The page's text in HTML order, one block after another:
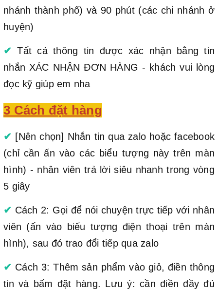
nhánh thành phố) và 90 phút (các chi nhánh ở
huyện)
✔ Tất cả thông tin được xác nhận bằng tin
nhắn XÁC NHẬN ĐƠN HÀNG - khách vui lòng
đọc kỹ giúp em nha
3 Cách đặt hàng
✔ [Nên chọn] Nhắn tin qua zalo hoặc facebook
(chỉ cần ấn vào các biểu tượng này trên màn
hình) - nhân viên trả lời siêu nhanh trong vòng
5 giây
✔ Cách 2: Gọi để nói chuyện trực tiếp với nhân
viên (ấn vào biểu tượng điện thoại trên màn
hình), sau đó trao đổi tiếp qua zalo
✔ Cách 3: Thêm sản phẩm vào giỏ, điền thông
tin và bấm đặt hàng. Lưu ý: cần điền đầy đủ